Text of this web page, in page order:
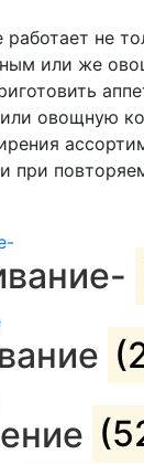
не
или же
овощную
при